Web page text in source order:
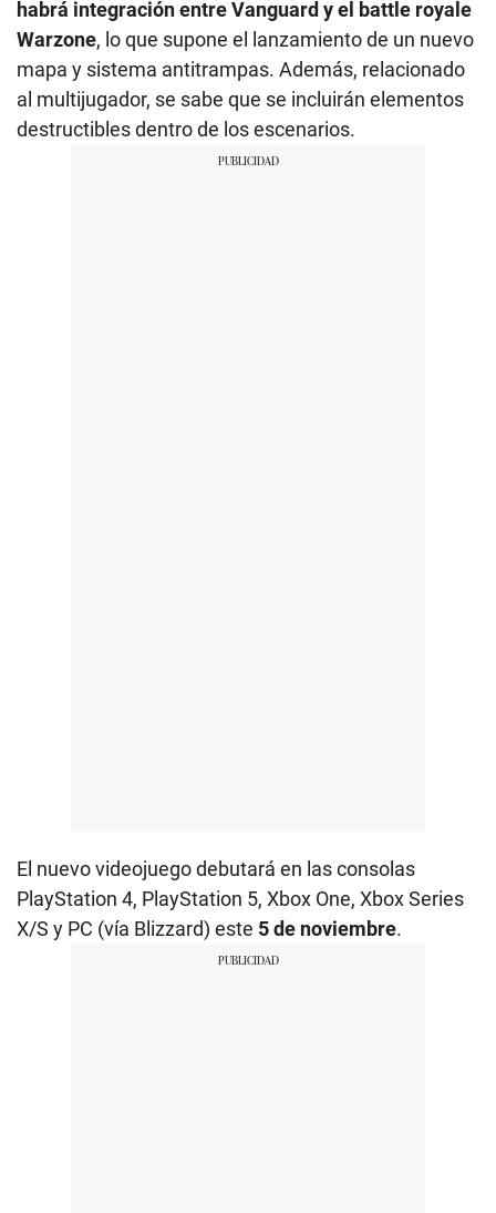
habrá integración entre Vanguard y el battle royale
Warzone, lo que supone el lanzamiento de un nuevo
mapa y sistema antitrampas. Además, relacionado
al multijugador, se sabe que se incluirán elementos
destructibles dentro de los escenarios.
El nuevo videojuego debutará en las consolas
PlayStation 4, PlayStation 5, Xbox One, Xbox Series
X/S y PC (vía Blizzard) este 5 de noviembre.